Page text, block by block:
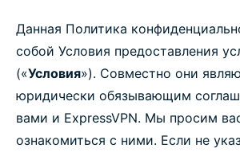
Данная Политика
собой Условия предоставления
(«Условия»). Совместно они
юридически обязывающим
вами и ExpressVPN. Мы просим
ознакомиться с ними. Если не